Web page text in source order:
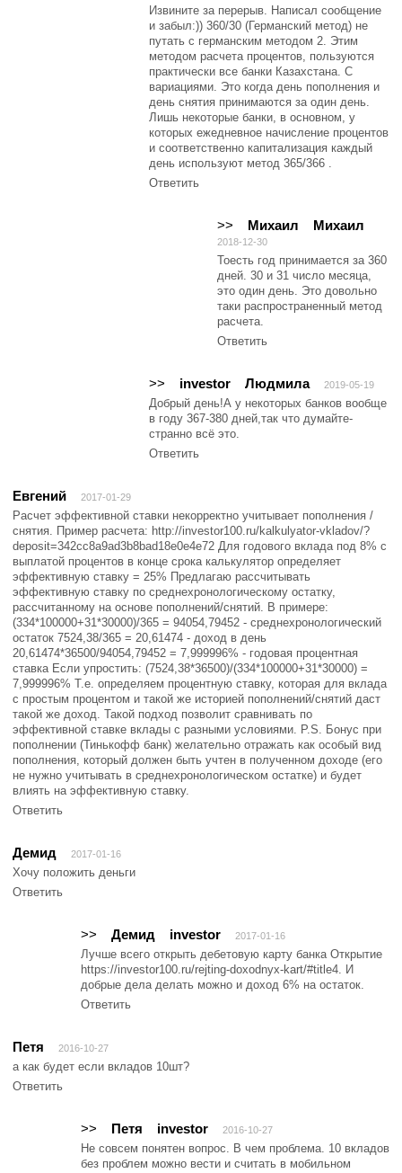
Извините за перерыв. Написал сообщение
и забыл:)) 360/30 (Германский метод) не
путать с германским методом 2. Этим
методом расчета процентов, пользуются
практически все банки Казахстана. С
вариациями. Это когда день пополнения и
день снятия принимаются за один день.
Лишь некоторые банки, в основном, у
которых ежедневное начисление процентов
и соответственно капитализация каждый
день используют метод 365/366 .
Ответить
Михаил
>> Михаил
2018-12-30
Тоесть год принимается за 360
дней. 30 и 31 число месяца,
это один день. Это довольно
таки распространенный метод
расчета.
Ответить
Людмила
>> investor 2019-05-19
Добрый день!А у некоторых банков вообще
в году 367-380 дней,так что думайте-
странно всё это.
Ответить
Евгений 2017-01-29
Расчет эффективной ставки некорректно учитывает пополнения /
снятия. Пример расчета: http://investor100.ru/kalkulyator-vkladov/?
deposit=342cc8a9ad3b8bad18e0e4e72 Для годового вклада под 8% с
выплатой процентов в конце срока калькулятор определяет
эффективную ставку = 25% Предлагаю рассчитывать
эффективную ставку по среднехронологическому остатку,
рассчитанному на основе пополнений/снятий. В примере:
(334*100000+31*30000)/365 = 94054,79452 - среднехронологический
остаток 7524,38/365 = 20,61474 - доход в день
20,61474*36500/94054,79452 = 7,999996% - годовая процентная
ставка Если упростить: (7524,38*36500)/(334*100000+31*30000) =
7,999996% Т.е. определяем процентную ставку, которая для вклада
с простым процентом и такой же историей пополнений/снятий даст
такой же доход. Такой подход позволит сравнивать по
эффективной ставке вклады с разными условиями. P.S. Бонус при
пополнении (Тинькофф банк) желательно отражать как особый вид
пополнения, который должен быть учтен в полученном доходе (его
не нужно учитывать в среднехронологическом остатке) и будет
влиять на эффективную ставку.
Ответить
Демид 2017-01-16
Хочу положить деньги
Ответить
investor
>> Демид 2017-01-16
Лучше всего открыть дебетовую карту банка Открытие
https://investor100.ru/rejting-doxodnyx-kart/#title4. И
добрые дела делать можно и доход 6% на остаток.
Ответить
Петя 2016-10-27
а как будет если вкладов 10шт?
Ответить
investor
>> Петя 2016-10-27
Не совсем понятен вопрос. В чем проблема. 10 вкладов
без проблем можно вести и считать в мобильном